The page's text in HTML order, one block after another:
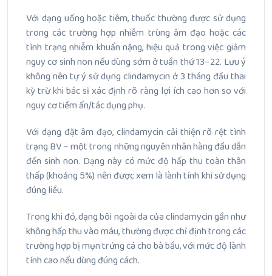
Với dạng uống hoặc tiêm, thuốc thường được sử dụng
trong các trường hợp nhiễm trùng âm đạo hoặc các
tình trạng nhiễm khuẩn nặng, hiệu quả trong việc giảm
nguy cơ sinh non nếu dùng sớm ở tuần thứ 13–22. Lưu ý
không nên tự ý sử dụng clindamycin ở 3 tháng đầu thai
kỳ trừ khi bác sĩ xác định rõ ràng lợi ích cao hơn so với
nguy cơ tiềm ẩn/tác dụng phụ.
Với dạng đặt âm đạo, clindamycin cải thiện rõ rệt tình
trạng BV – một trong những nguyên nhân hàng đầu dẫn
đến sinh non. Dạng này có mức độ hấp thu toàn thân
thấp (khoảng 5%) nên được xem là lành tính khi sử dụng
đúng liều.
Trong khi đó, dạng bôi ngoài da của clindamycin gần như
không hấp thu vào máu, thường được chỉ định trong các
trường hợp bị mụn trứng cá cho bà bầu, với mức độ lành
tính cao nếu dùng đúng cách.